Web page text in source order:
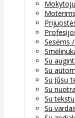
Moterims
Sesėms
Su
Su
Su Jūsų
Su
Su
Su